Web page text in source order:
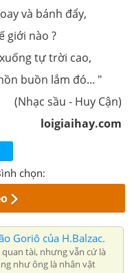
và bánh đẩy,
giới nào ?
tự trời cao,
buồn lắm đó... "
(Nhạc sầu - Huy Cận)
loigiaihay.com
chọn:
Goriô của H.Balzac.
tài, nhưng vẫn cứ là
như ông là nhân vật